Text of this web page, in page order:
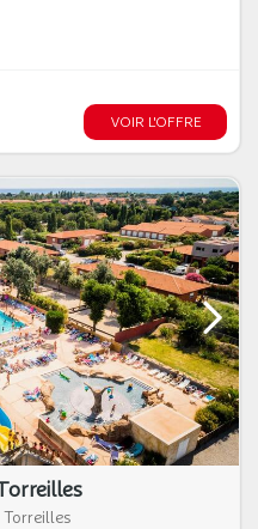
VOIR L'OFFRE
Torreilles